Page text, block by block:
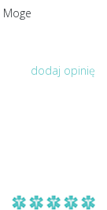
dodaj opinię